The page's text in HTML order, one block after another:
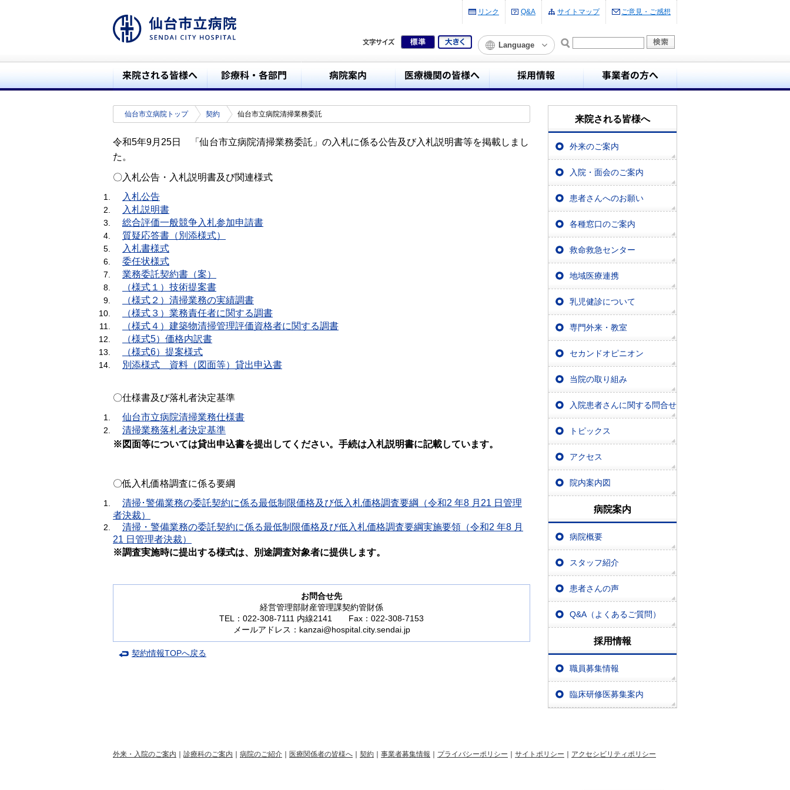
リンク Q&A サイトマップ ご意見・ご感想
Language
仙台市立病院トップ 契約 仙台市立病院清掃業務委託
令和5年9月25日 「仙台市立病院清掃業務委託」の入札に係る公告及び入札説明書等を掲載しまし
た。
〇入札公告・入札説明書及び関連様式
入札公告
入札説明書
総合評価一般競争入札参加申請書
質疑応答書（別添様式）
入札書様式
委任状様式
業務委託契約書（案）
（様式１）技術提案書
（様式２）清掃業務の実績調書
（様式３）業務責任者に関する調書
（様式４）建築物清掃管理評価資格者に関する調書
（様式5）価格内訳書
（様式6）提案様式
別添様式 資料（図面等）貸出申込書
〇仕様書及び落札者決定基準
仙台市立病院清掃業務仕様書
清掃業務落札者決定基準
※図面等については貸出申込書を提出してください。手続は入札説明書に記載しています。
〇低入札価格調査に係る要綱
清掃･警備業務の委託契約に係る最低制限価格及び低入札価格調査要綱（令和2 年8 月21 日管理
者決裁）
清掃・警備業務の委託契約に係る最低制限価格及び低入札価格調査要綱実施要領（令和2 年8 月
21 日管理者決裁）
※調査実施時に提出する様式は、別途調査対象者に提供します。
お問合せ先
経営管理部財産管理課契約管財係
TEL：022-308-7111 内線2141 Fax：022-308-7153
メールアドレス：kanzai@hospital.city.sendai.jp
契約情報TOPへ戻る
来院される皆様へ
外来のご案内
入院・面会のご案内
患者さんへのお願い
各種窓口のご案内
救命救急センター
地域医療連携
乳児健診について
専門外来・教室
セカンドオピニオン
当院の取り組み
入院患者さんに関する問合せ
トピックス
アクセス
院内案内図
病院案内
病院概要
スタッフ紹介
患者さんの声
Q&A（よくあるご質問）
採用情報
職員募集情報
臨床研修医募集案内
外来・入院のご案内 診療科のご案内 病院のご紹介 医療関係者の皆様へ 契約 事業者募集情報 プライバシーポリシー サイトポリシー アクセシビリティポリシー